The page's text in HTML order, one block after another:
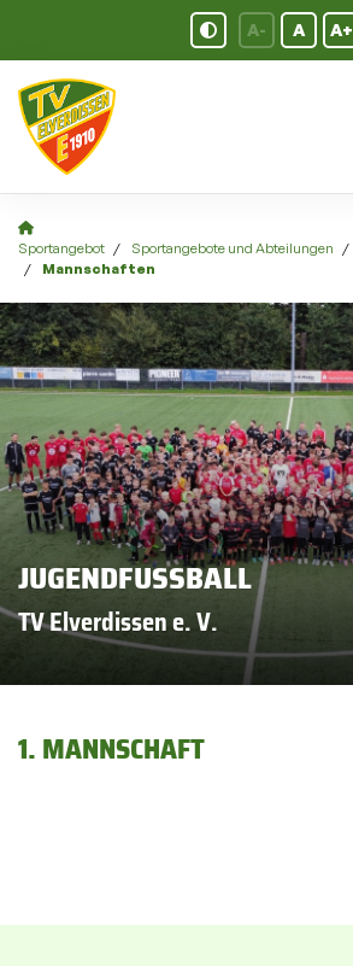
A- A A+
Sportangebot Sportangebote und Abteilungen
Mannschaften
JUGENDFUSSBALL
TV Elverdissen e. V.
1. MANNSCHAFT